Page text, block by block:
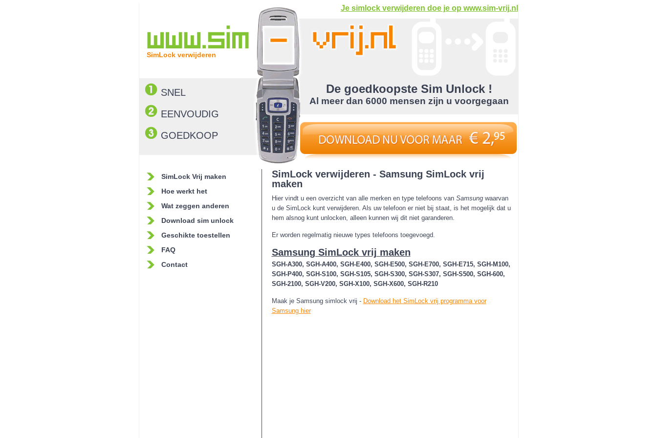
Je simlock verwijderen doe je op www.sim-vrij.nl
SimLock verwijderen
SNEL
EENVOUDIG
GOEDKOOP
De goedkoopste Sim Unlock !
Al meer dan 6000 mensen zijn u voorgegaan
SimLock Vrij maken
Hoe werkt het
Wat zeggen anderen
Download sim unlock
Geschikte toestellen
FAQ
Contact
SimLock verwijderen - Samsung SimLock vrij
maken
Hier vindt u een overzicht van alle merken en type telefoons van Samsungwaarvan
u de SimLock kunt verwijderen. Als uw telefoon er niet bij staat, is het mogelijk dat u
hem alsnog kunt unlocken, alleen kunnen wij dit niet garanderen.
Er worden regelmatig nieuwe types telefoons toegevoegd.
Samsung SimLock vrij maken
SGH-A300, SGH-A400, SGH-E400, SGH-E500, SGH-E700, SGH-E715, SGH-M100,
SGH-P400, SGH-S100, SGH-S105, SGH-S300, SGH-S307, SGH-S500, SGH-600,
SGH-2100, SGH-V200, SGH-X100, SGH-X600, SGH-R210
Maak je Samsung simlock vrij - Download het SimLock vrij programma voor
Samsung hier